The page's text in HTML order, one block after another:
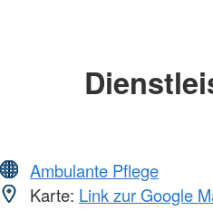
Ambulante Pflege
Karte: Link zur Google